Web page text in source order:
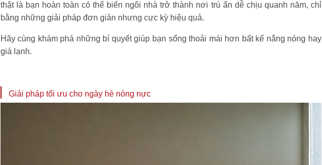
thật là bạn hoàn toàn có thể biến ngôi nhà trở thành nơi trú ẩn dễ chịu quanh năm, chỉ
bằng những giải pháp đơn giản nhưng cực kỳ hiệu quả.
Hãy cùng khám phá những bí quyết giúp bạn sống thoải mái hơn bất kể nắng nóng hay
giá lạnh.
Giải pháp tối ưu cho ngày hè nóng nực